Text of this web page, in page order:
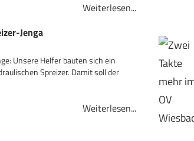
Weiterlesen...
Jenga
Unsere Helfer bauten sich ein
Spreizer. Damit soll der
Weiterlesen...